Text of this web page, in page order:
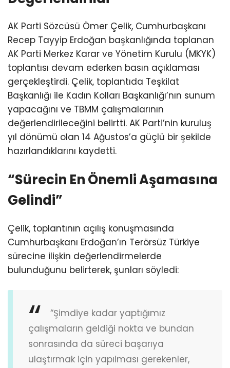
AK Parti Sözcüsü Ömer Çelik, Cumhurbaşkanı
Recep Tayyip Erdoğan başkanlığında toplanan
AK Parti Merkez Karar ve Yönetim Kurulu (MKYK)
toplantısı devam ederken basın açıklaması
gerçekleştirdi. Çelik, toplantıda Teşkilat
Başkanlığı ile Kadın Kolları Başkanlığı’nın sunum
yapacağını ve TBMM çalışmalarının
değerlendirileceğini belirtti. AK Parti’nin kuruluş
yıl dönümü olan 14 Ağustos’a güçlü bir şekilde
hazırlandıklarını kaydetti.
“Sürecin En Önemli Aşamasına
Gelindi”
Çelik, toplantının açılış konuşmasında
Cumhurbaşkanı Erdoğan’ın Terörsüz Türkiye
sürecine ilişkin değerlendirmelerde
bulunduğunu belirterek, şunları söyledi:
“Şimdiye kadar yaptığımız
çalışmaların geldiği nokta ve bundan
sonrasında da süreci başarıya
ulaştırmak için yapılması gerekenler,